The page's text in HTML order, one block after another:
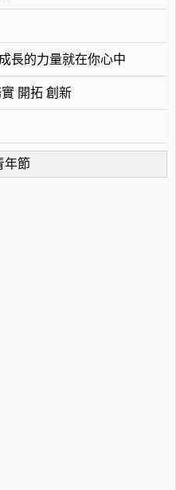
長的力量就在你心中
開拓 創新
年節